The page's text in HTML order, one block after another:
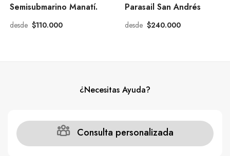
Semisubmarino Manatí.
desde $110.000
Parasail San Andrés
desde $240.000
¿Necesitas Ayuda?
Consulta personalizada